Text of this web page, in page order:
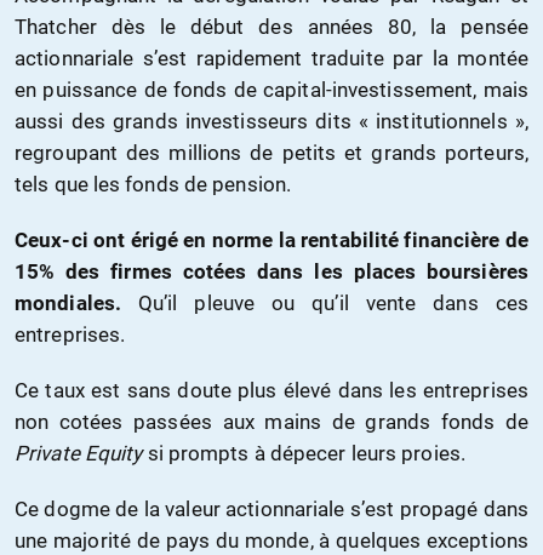
Thatcher dès le début des années 80, la pensée
actionnariale s’est rapidement traduite par la montée
en puissance de fonds de capital-investissement, mais
aussi des grands investisseurs dits « institutionnels »,
regroupant des millions de petits et grands porteurs,
tels que les fonds de pension.
Ceux-ci ont érigé en norme la rentabilité financière de
15% des firmes cotées dans les places boursières
mondiales. Qu’il pleuve ou qu’il vente dans ces
entreprises.
Ce taux est sans doute plus élevé dans les entreprises
non cotées passées aux mains de grands fonds de
Private Equitysi prompts à dépecer leurs proies.
Ce dogme de la valeur actionnariale s’est propagé dans
une majorité de pays du monde, à quelques exceptions